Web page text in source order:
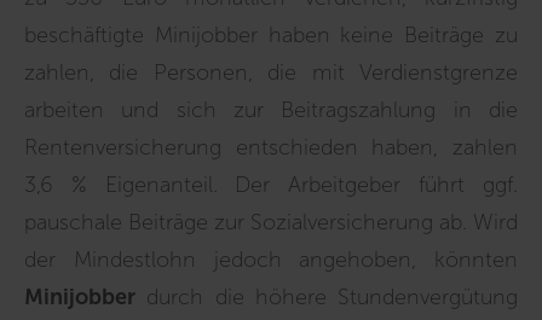
beschäftigte Minijobber haben keine Beiträge zu
zahlen, die Personen, die mit Verdienstgrenze
arbeiten und sich zur Beitragszahlung in die
Rentenversicherung entschieden haben, zahlen
3,6 % Eigenanteil. Der Arbeitgeber führt ggf.
pauschale Beiträge zur Sozialversicherung ab. Wird
der Mindestlohn jedoch angehoben, könnten
Minijobber durch die höhere Stundenvergütung